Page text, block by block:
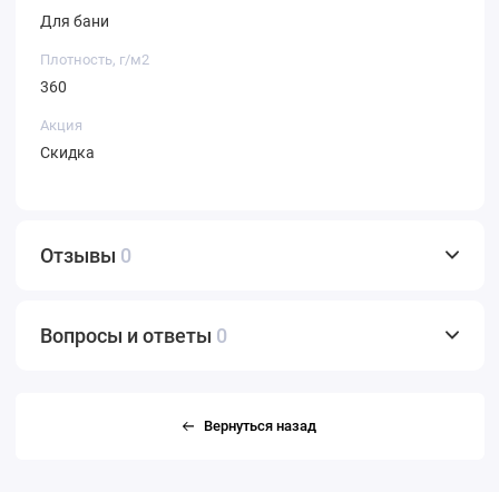
Для бани
Плотность, г/м2
360
Акция
Скидка
Отзывы 0
Вопросы и ответы 0
Вернуться назад